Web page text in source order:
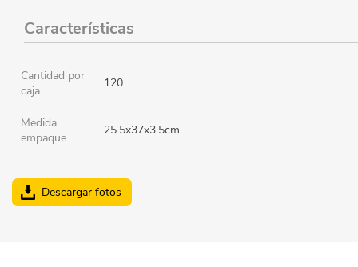
Características
Cantidad por
caja
120
Medida
empaque
25.5x37x3.5cm
Descargar fotos